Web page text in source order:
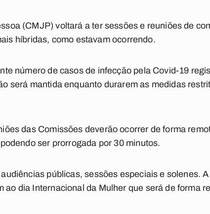
(CMJP) voltará a ter sessões e reuniões de
híbridas, como estavam ocorrendo.
número de casos de infecção pela Covid-19
será mantida enquanto durarem as medidas
das Comissões deverão ocorrer de forma
ser prorrogada por 30 minutos.
públicas, sessões especiais e solenes.
ao dia Internacional da Mulher que será de forma